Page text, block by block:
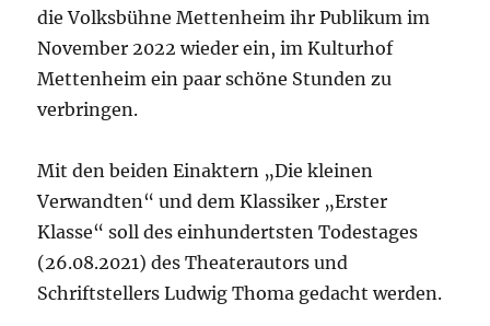
die Volksbühne Mettenheim ihr Publikum im
November 2022 wieder ein, im Kulturhof
Mettenheim ein paar schöne Stunden zu
verbringen.
Mit den beiden Einaktern „Die kleinen
Verwandten“ und dem Klassiker „Erster
Klasse“ soll des einhundertsten Todestages
(26.08.2021) des Theaterautors und
Schriftstellers Ludwig Thoma gedacht werden.